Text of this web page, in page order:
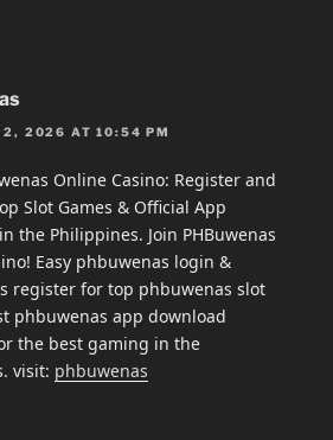
2, 2026 AT 10:54 PM
Online Casino: Register and
Slot Games & Official App
the Philippines. Join PHBuwenas
Easy phbuwenas login &
register for top phbuwenas slot
phbuwenas app download
the best gaming in the
visit: phbuwenas